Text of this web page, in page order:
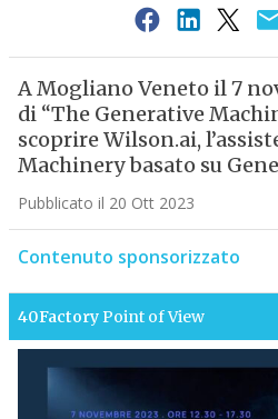
A Mogliano Veneto il 7
di “The Generative
scoprire Wilson.ai,
Machinery basato su
Pubblicato il 20 Ott 2023
Contenuto sponsorizzato
40FactoryPoint of View